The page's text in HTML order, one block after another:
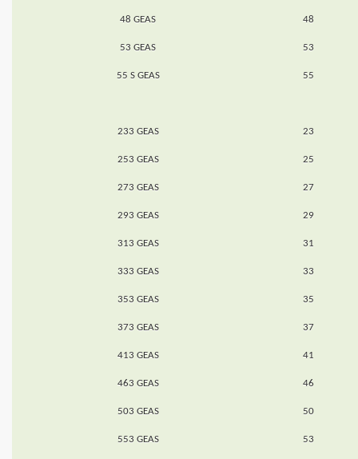
48 GEAS
53 GEAS
55 S GEAS
233 GEAS
253 GEAS
273 GEAS
293 GEAS
313 GEAS
333 GEAS
353 GEAS
373 GEAS
413 GEAS
463 GEAS
503 GEAS
553 GEAS
48
53
55
23
25
27
29
31
33
35
37
41
46
50
53